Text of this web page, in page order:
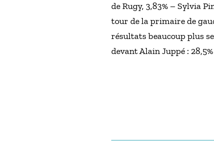
de Rugy, 3,83% – Sylvia
tour de la primaire de
résultats beaucoup plus
devant Alain Juppé :